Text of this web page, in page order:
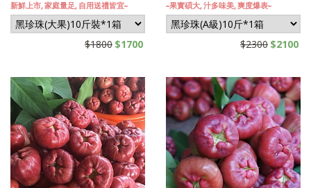
新鮮上市, 家庭量足, 自用送禮皆宜~
$1800 $1700
~果實碩大, 汁多味美, 爽度爆表~
$2300 $2100